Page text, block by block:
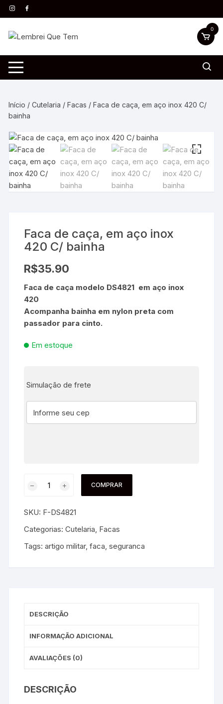
0
Início /Cutelaria /Facas / Faca de caça, em aço inox 420 C/
bainha
Faca de caça, em aço inox
420 C/ bainha
R$35.90
Faca de caça modelo DS4821 em aço inox
420
Acompanha bainha em nylon preta com
passador para cinto.
Em estoque
Simulação de frete
COMPRAR
SKU: F-DS4821
Categorias:Cutelaria, Facas
Tags:artigo militar,faca,seguranca
DESCRIÇÃO
INFORMAÇÃO ADICIONAL
AVALIAÇÕES (0)
DESCRIÇÃO